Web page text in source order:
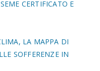
CERTIFICATO E
LA MAPPA DI
SOFFERENZE IN